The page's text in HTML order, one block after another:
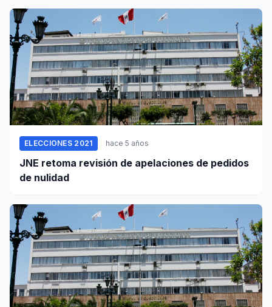
ELECCIONES 2021 hace 5 años
JNE retoma revisión de apelaciones de pedidos
de nulidad